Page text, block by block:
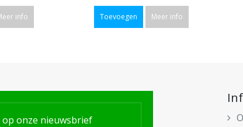
info Toevoegen Meer info
onze nieuwsbrief